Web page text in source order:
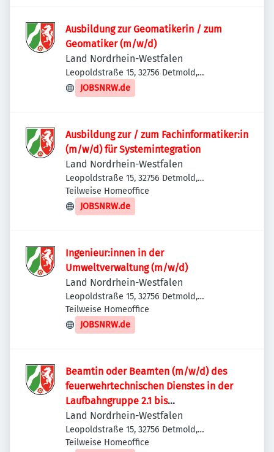
Ausbildung zur Geomatikerin / zum
Geomatiker (m/w/d)
Land Nordrhein-Westfalen
Leopoldstraße 15, 32756 Detmold,
Deutschland
JOBSNRW.de
Ausbildung zur / zum Fachinformatiker:in
(m/w/d) für Systemintegration
Land Nordrhein-Westfalen
Leopoldstraße 15, 32756 Detmold,
Deutschland
Teilweise Homeoffice
JOBSNRW.de
Ingenieur:innen in der
Umweltverwaltung (m/w/d)
Land Nordrhein-Westfalen
Leopoldstraße 15, 32756 Detmold,
Deutschland
Teilweise Homeoffice
JOBSNRW.de
Beamtin oder Beamten (m/w/d) des
feuerwehrtechnischen Dienstes in der
Laufbahngruppe 2.1 bis
Besoldungsgruppe A12 LBesO
Land Nordrhein-Westfalen
Leopoldstraße 15, 32756 Detmold,
Deutschland
Teilweise Homeoffice